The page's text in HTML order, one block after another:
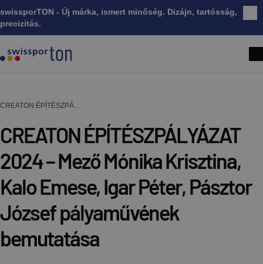
swissporTON - Új márka, ismert minőség. Dizájn, tartósság,
precizitás.
CREATON ÉPÍTÉSZPÁLYÁZAT 2024 – Mező Mónika Krisztina, Kalo Emese, Igar Péter, Pásztor József pályaművének bemutatása
CREATON ÉPÍTÉSZPÁLYÁZAT
2024 – Mező Mónika Krisztina,
Kalo Emese, Igar Péter, Pásztor
József pályaművének
bemutatása